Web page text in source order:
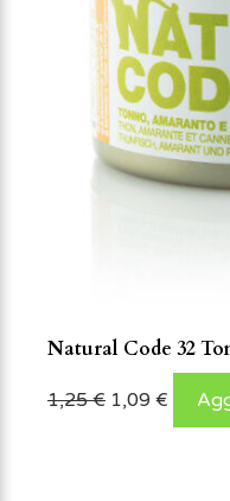
Natural Code 32
1,25€ 1,09 €